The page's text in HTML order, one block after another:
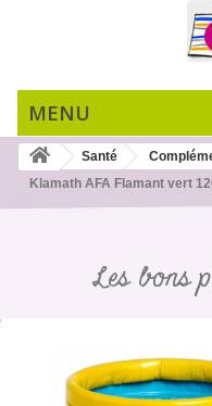
MENU
Santé
Klamath AFA Flamant vert
Les bons